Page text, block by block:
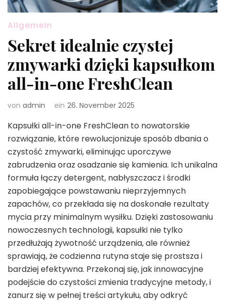
Allgemein
Sekret idealnie czystej
zmywarki dzięki kapsułkom
all-in-one FreshClean
von admin ein 26. November 2025
Kapsułki all-in-one FreshClean to nowatorskie
rozwiązanie, które rewolucjonizuje sposób dbania o
czystość zmywarki, eliminując uporczywe
zabrudzenia oraz osadzanie się kamienia. Ich unikalna
formuła łączy detergent, nabłyszczacz i środki
zapobiegające powstawaniu nieprzyjemnych
zapachów, co przekłada się na doskonałe rezultaty
mycia przy minimalnym wysiłku. Dzięki zastosowaniu
nowoczesnych technologii, kapsułki nie tylko
przedłużają żywotność urządzenia, ale również
sprawiają, że codzienna rutyna staje się prostsza i
bardziej efektywna. Przekonaj się, jak innowacyjne
podejście do czystości zmienia tradycyjne metody, i
zanurz się w pełnej treści artykułu, aby odkryć